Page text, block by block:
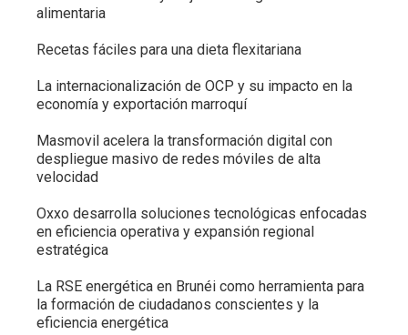
alimentaria
Recetas fáciles para una dieta flexitariana
La internacionalización de OCP y su impacto en la
economía y exportación marroquí
Masmovil acelera la transformación digital con
despliegue masivo de redes móviles de alta
velocidad
Oxxo desarrolla soluciones tecnológicas enfocadas
en eficiencia operativa y expansión regional
estratégica
La RSE energética en Brunéi como herramienta para
la formación de ciudadanos conscientes y la
eficiencia energética